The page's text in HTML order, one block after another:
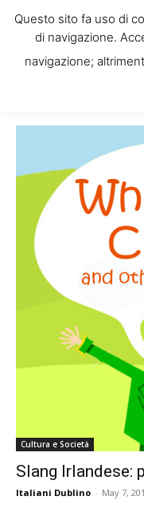
Tag: frasi
Cultura e Società
Slang Irlandese:
Italiani Dublino - May 7,
Questo sito fa uso di
di navigazione.
navigazione;